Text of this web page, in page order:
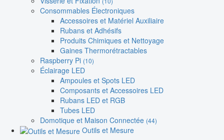
Consommables Électroniques
Accessoires et Matériel Auxiliaire
Rubans et Adhésifs
Produits Chimiques et Nettoyage
Gaines Thermorétractables
Raspberry Pi (10)
Éclairage LED
Ampoules et Spots LED
Composants et Accessoires LED
Rubans LED et RGB
Tubes LED
Domotique et Maison Connectée (44)
Outils et Mesure